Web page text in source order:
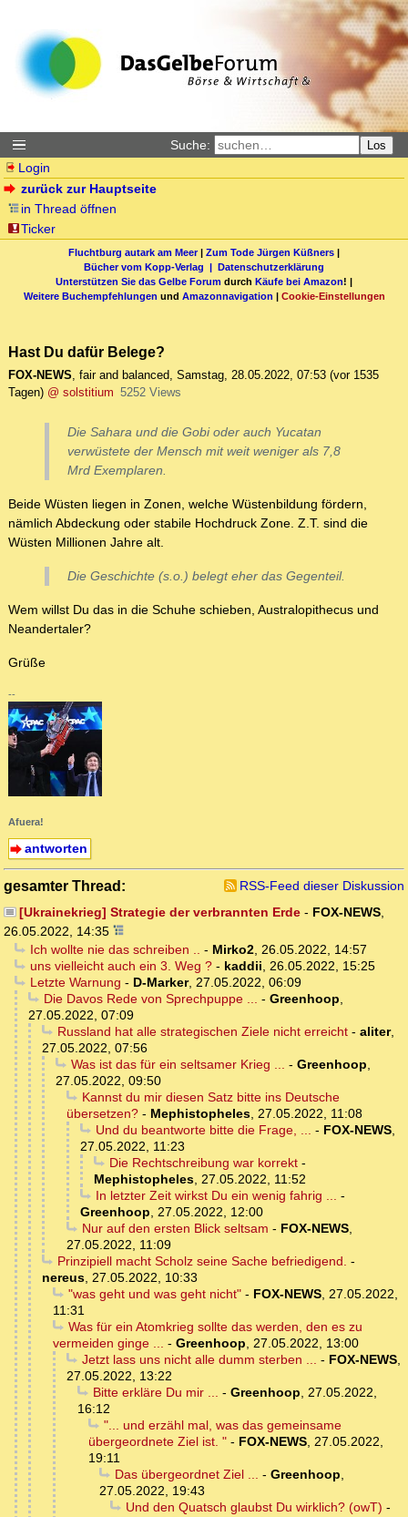
Suche: Los
Login
zurück zur Hauptseite
in Thread öffnen
Ticker
Fluchtburg autark am Meer| Zum Tode Jürgen Küßners |
Bücher vom Kopp-Verlag | Datenschutzerklärung
Unterstützen Sie das Gelbe Forum durch Käufe bei Amazon! |
Weitere Buchempfehlungen und Amazonnavigation | Cookie-Einstellungen
Hast Du dafür Belege?
FOX-NEWS, fair and balanced, Samstag, 28.05.2022, 07:53 (vor 1535
Tagen) @ solstitium 5252 Views
Die Sahara und die Gobi oder auch Yucatan
verwüstete der Mensch mit weit weniger als 7,8
Mrd Exemplaren.
Beide Wüsten liegen in Zonen, welche Wüstenbildung fördern,
nämlich Abdeckung oder stabile Hochdruck Zone. Z.T. sind die
Wüsten Millionen Jahre alt.
Die Geschichte (s.o.) belegt eher das Gegenteil.
Wem willst Du das in die Schuhe schieben, Australopithecus und
Neandertaler?
Grüße
--
Afuera!
antworten
gesamter Thread:
RSS-Feed dieser Diskussion
[Ukrainekrieg] Strategie der verbrannten Erde- FOX-NEWS,
26.05.2022, 14:35
Ich wollte nie das schreiben ..
- Mirko2, 26.05.2022, 14:57
uns vielleicht auch ein 3. Weg ?- kaddii
26.05.2022, 15:25
Letzte Warnung - D-Marker, 27.05.2022, 06:09
Die Davos Rede von Sprechpuppe ...
- Greenhoop
27.05.2022, 07:09
Russland hat alle strategischen Ziele nicht erreicht- aliter,
27.05.2022, 07:56
Was ist das für ein seltsamer Krieg ...
- Greenhoop
27.05.2022, 09:50
Kannst du mir diesen Satz bitte ins Deutsche
übersetzen? - Mephistopheles 27.05.2022, 11:08
Und du beantworte bitte die Frage, ...
- FOX-NEWS,
27.05.2022, 11:23
Die Rechtschreibung war korrekt-
Mephistopheles 27.05.2022, 11:52
In letzter Zeit wirkst Du ein wenig fahrig ...
-
Greenhoop
27.05.2022, 12:00
Nur auf den ersten Blick seltsam - FOX-NEWS,
27.05.2022, 11:09
Prinzipiell macht Scholz seine Sache befriedigend. -
nereus 27.05.2022, 10:33
"was geht und was geht nicht"- FOX-NEWS, 27.05.2022,
11:31
Was für ein Atomkrieg sollte das werden, den es zu
vermeiden ginge ...
- Greenhoop
27.05.2022, 13:00
Jetzt lass uns nicht alle dumm sterben ...
- FOX-NEWS,
27.05.2022, 13:22
Bitte erkläre Du mir ...
- Greenhoop
27.05.2022,
16:12
"... und erzähl mal, was das gemeinsame
übergeordnete Ziel ist. " - FOX-NEWS 27.05.2022,
19:11
Das übergeordnet Ziel ...
- Greenhoop
27.05.2022, 19:43
Und den Quatsch glaubst Du wirklich? (owT) -